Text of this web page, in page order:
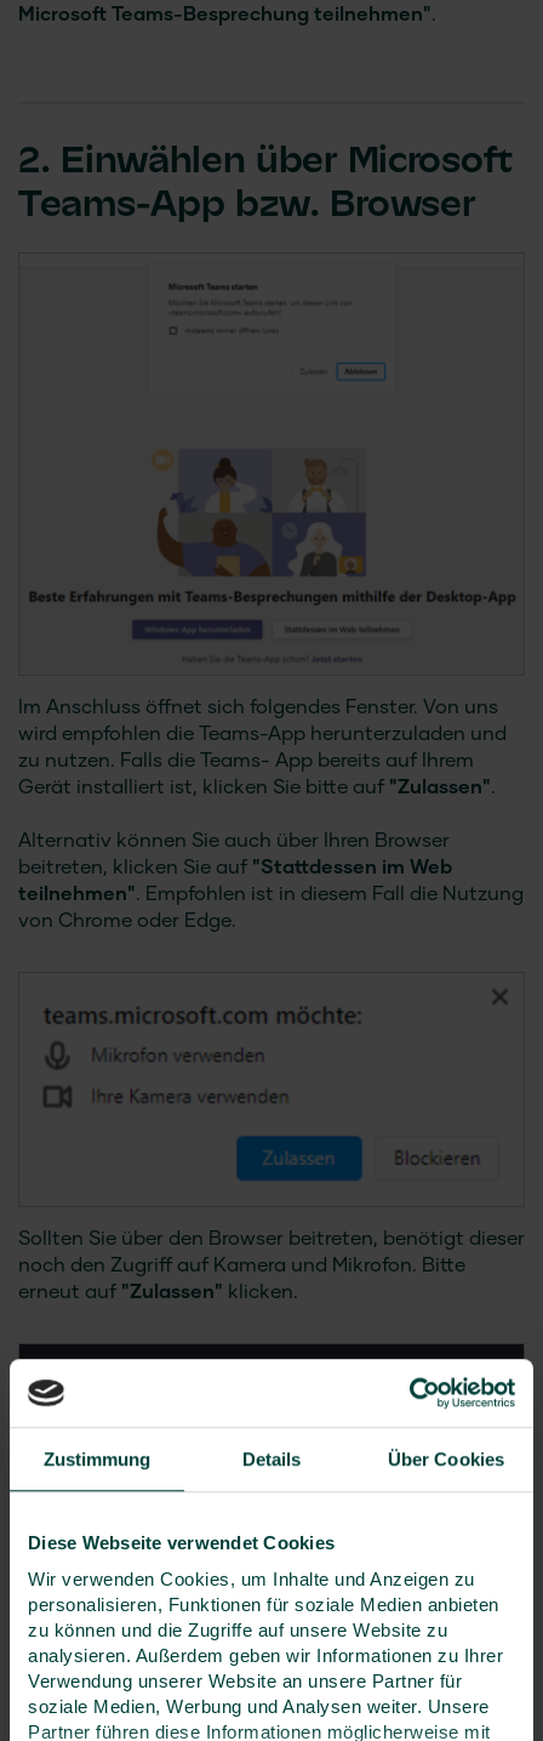
Zustimmung Details Über Cookies
Diese Webseite verwendet Cookies
Wir verwenden Cookies, um Inhalte und Anzeigen zu
personalisieren, Funktionen für soziale Medien anbieten
zu können und die Zugriffe auf unsere Website zu
analysieren. Außerdem geben wir Informationen zu Ihrer
Verwendung unserer Website an unsere Partner für
soziale Medien, Werbung und Analysen weiter. Unsere
Partner führen diese Informationen möglicherweise mit
Microsoft Teams-Besprechung teilnehmen".
2. Einwählen über Microsoft
Teams-App bzw. Browser
Im Anschluss öffnet sich folgendes Fenster. Von uns
wird empfohlen die Teams-App herunterzuladen und
zu nutzen. Falls die Teams- App bereits auf Ihrem
Gerät installiert ist, klicken Sie bitte auf "Zulassen".
Alternativ können Sie auch über Ihren Browser
beitreten, klicken Sie auf "Stattdessen im Web
teilnehmen". Empfohlen ist in diesem Fall die Nutzung
von Chrome oder Edge.
Sollten Sie über den Browser beitreten, benötigt dieser
noch den Zugriff auf Kamera und Mikrofon. Bitte
erneut auf "Zulassen" klicken.